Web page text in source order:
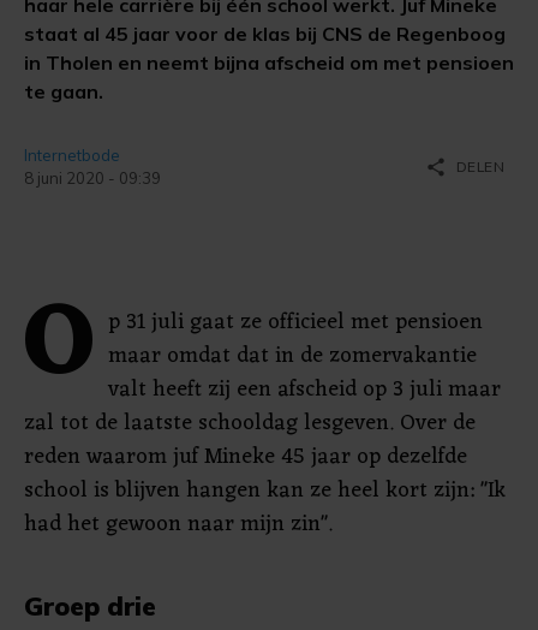
haar hele carrière bij één school werkt. Juf Mineke
staat al 45 jaar voor de klas bij CNS de Regenboog
in Tholen en neemt bijna afscheid om met pensioen
te gaan.
Internetbode
8 juni 2020 - 09:39
share DELEN
O p 31 juli gaat ze officieel met pensioen
maar omdat dat in de zomervakantie
valt heeft zij een afscheid op 3 juli maar
zal tot de laatste schooldag lesgeven. Over de
reden waarom juf Mineke 45 jaar op dezelfde
school is blijven hangen kan ze heel kort zijn: "Ik
had het gewoon naar mijn zin".
Groep drie